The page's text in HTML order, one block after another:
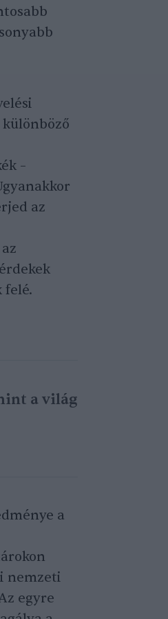
–
az
felé.
a világ
a
nemzeti
egyre